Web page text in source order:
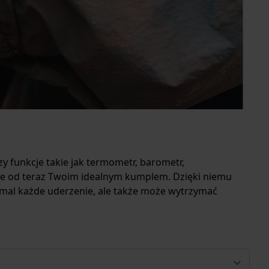
funkcje takie jak termometr, barometr,
od teraz Twoim idealnym kumplem. Dzięki niemu
każde uderzenie, ale także może wytrzymać